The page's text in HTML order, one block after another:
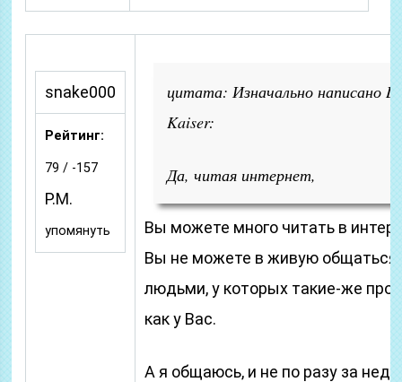
snake000
Рейтинг:
79 / -157
P.M.
упомянуть
цитата: Изначально написано
Kaiser:
Да, читая интернет,
Вы можете много читать в
Вы не можете в живую общаться
людьми, у которых такие-же
как у Вас.
А я общаюсь, и не по разу за